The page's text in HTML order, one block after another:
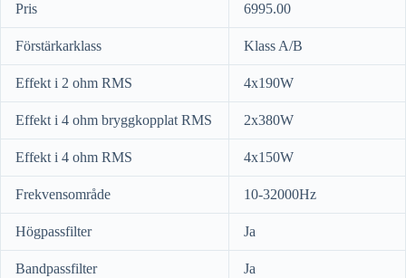
Pris 6995.00
Förstärkarklass Klass A/B
Effekt i 2 ohm RMS 4x190W
Effekt i 4 ohm bryggkopplat RMS 2x380W
Effekt i 4 ohm RMS 4x150W
Frekvensområde 10-32000Hz
Högpassfilter Ja
Bandpassfilter Ja